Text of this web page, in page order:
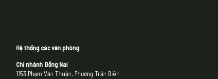
Hệ thống các văn phòng
Chi nhánh Đồng Nai
1153 Phạm Văn Thuận, Phường Trấn Biên